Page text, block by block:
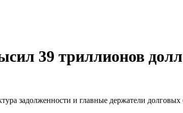
39 триллионов
задолженности и главные держатели